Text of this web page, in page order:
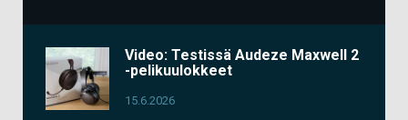
Video: Testissä Audeze Maxwell 2
-pelikuulokkeet
15.6.2026